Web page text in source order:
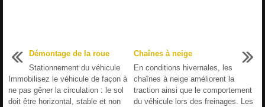
Démontage de la roue
Stationnement du véhicule
Immobilisez le véhicule de façon à
ne pas gêner la circulation : le sol
doit être horizontal, stable et non
Chaînes à neige
En conditions hivernales, les
chaînes à neige améliorent la
traction ainsi que le comportement
du véhicule lors des freinages. Les